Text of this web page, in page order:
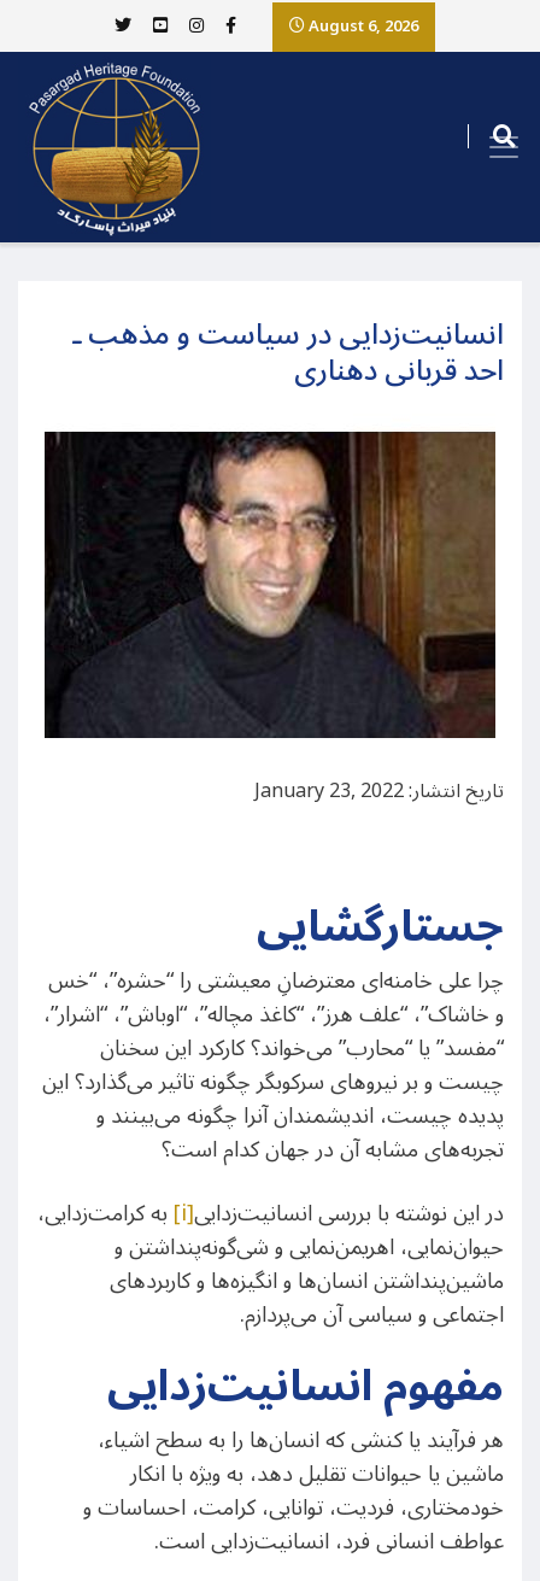
August 6, 2026
انسانیت‌زدایی در سیاست و مذهب ـ
احد قربانی دهناری
تاریخ انتشار: January 23, 2022
جستارگشایی
چرا علی خامنه‌ای معترضانِ معیشتی را “حشره”، “خس
و خاشاک‌”، “علف هرز”، “کاغذ مچاله”، “اوباش”، “اشرار”،
“مفسد” یا “محارب” می‌خواند؟ کارکرد این سخنان
چیست و بر نیروهای سرکوبگر چگونه تاثیر می‌گذارد؟ این
پدیده چیست، اندیشمندان آنرا چگونه می‌بینند و
تجربه‌های مشابه آن در جهان کدام است؟
در این نوشته با بررسی انسانیت‌زدایی[i] به کرامت‌زدایی،
حیوان‌نمایی، اهریمن‌نمایی و شی‌گونه‌پنداشتن و
ماشین‌پنداشتن انسان‌ها و انگیزه‌ها و کاربردهای
اجتماعی و سیاسی آن می‌پردازم.
مفهوم انسانیت‌زدایی
هر فرآیند یا کنشی که انسان‌ها را به سطح اشیاء،
ماشین یا حیوانات تقلیل دهد، به ویژه با انکار
خودمختاری، فردیت، توانایی، کرامت، احساسات و
عواطف انسانی فرد، انسانیت‌زدایی است.